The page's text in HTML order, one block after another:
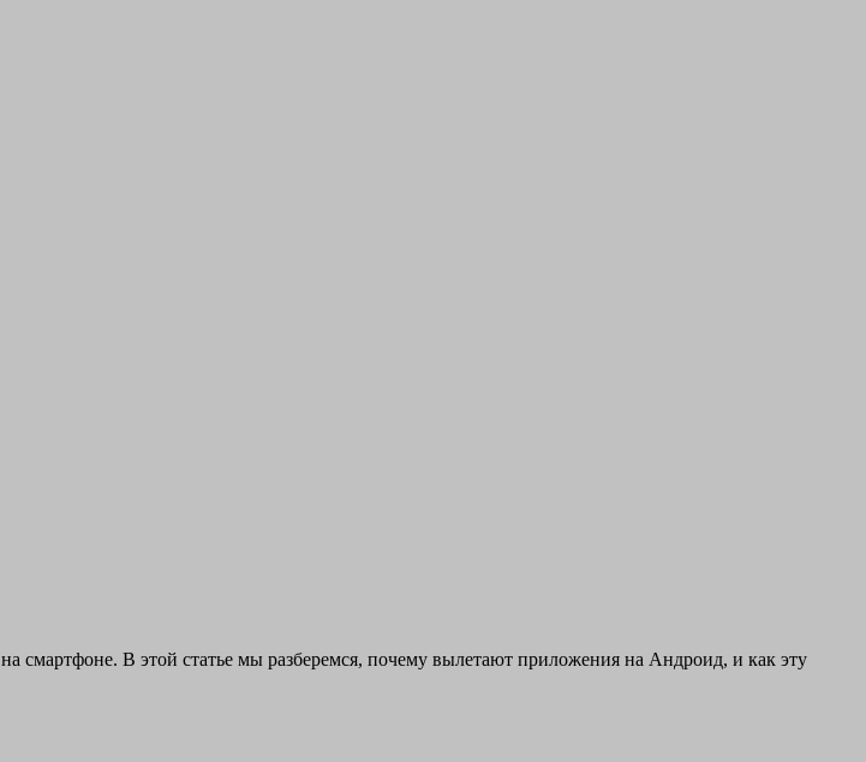
смартфоне. В этой статье мы разберемся, почему вылетают приложения на Андроид, и как эту